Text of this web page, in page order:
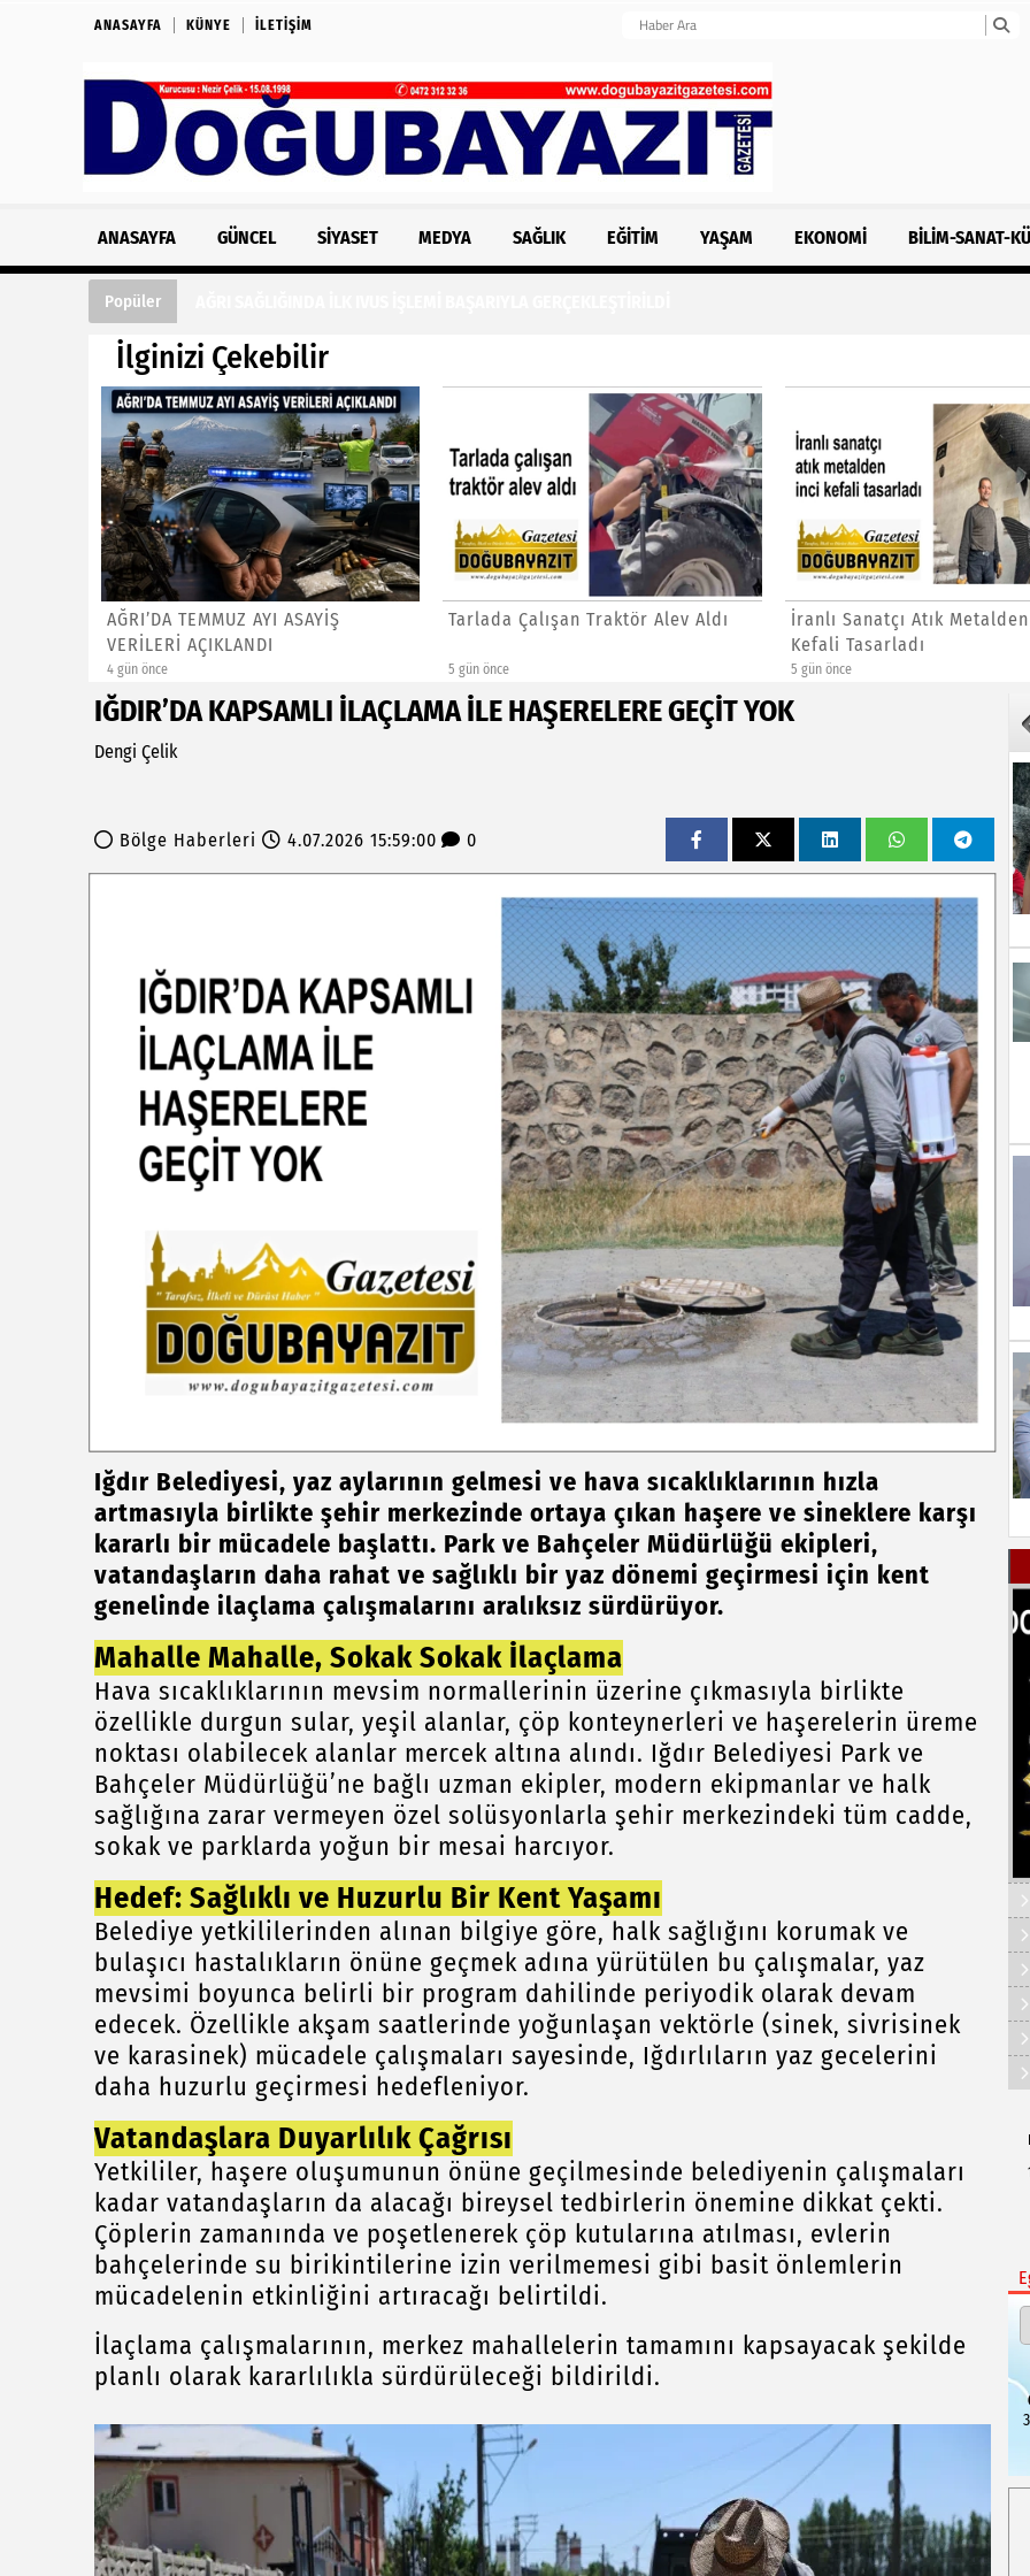
ANASAYFA KÜNYE İLETIŞIM
ANASAYFA GÜNCEL SIYASET MEDYA SAĞLIK EĞITIM YAŞAM EKONOMI BILIM-SANAT-
Popüler
İlginizi Çekebilir
AĞRI’DA TEMMUZ AYI ASAYİŞ
VERİLERİ AÇIKLANDI
4 gün önce
Tarlada Çalışan Traktör Alev Aldı
5 gün önce
İranlı Sanatçı Atık
Kefali Tasarladı
5 gün önce
IĞDIR’DA KAPSAMLI İLAÇLAMA İLE HAŞERELERE GEÇİT YOK
Dengi Çelik
Bölge Haberleri 4.07.2026 15:59:00 0
Iğdır Belediyesi, yaz aylarının gelmesi ve hava sıcaklıklarının hızla
artmasıyla birlikte şehir merkezinde ortaya çıkan haşere ve sineklere karşı
kararlı bir mücadele başlattı. Park ve Bahçeler Müdürlüğü ekipleri,
vatandaşların daha rahat ve sağlıklı bir yaz dönemi geçirmesi için kent
genelinde ilaçlama çalışmalarını aralıksız sürdürüyor.
Mahalle Mahalle, Sokak Sokak İlaçlama
Hava sıcaklıklarının mevsim normallerinin üzerine çıkmasıyla birlikte
özellikle durgun sular, yeşil alanlar, çöp konteynerleri ve haşerelerin üreme
noktası olabilecek alanlar mercek altına alındı. Iğdır Belediyesi Park ve
Bahçeler Müdürlüğü’ne bağlı uzman ekipler, modern ekipmanlar ve halk
sağlığına zarar vermeyen özel solüsyonlarla şehir merkezindeki tüm cadde,
sokak ve parklarda yoğun bir mesai harcıyor.
Hedef: Sağlıklı ve Huzurlu Bir Kent Yaşamı
Belediye yetkililerinden alınan bilgiye göre, halk sağlığını korumak ve
bulaşıcı hastalıkların önüne geçmek adına yürütülen bu çalışmalar, yaz
mevsimi boyunca belirli bir program dahilinde periyodik olarak devam
edecek. Özellikle akşam saatlerinde yoğunlaşan vektörle (sinek, sivrisinek
ve karasinek) mücadele çalışmaları sayesinde, Iğdırlıların yaz gecelerini
daha huzurlu geçirmesi hedefleniyor.
Vatandaşlara Duyarlılık Çağrısı
Yetkililer, haşere oluşumunun önüne geçilmesinde belediyenin çalışmaları
kadar vatandaşların da alacağı bireysel tedbirlerin önemine dikkat çekti.
Çöplerin zamanında ve poşetlenerek çöp kutularına atılması, evlerin
bahçelerinde su birikintilerine izin verilmemesi gibi basit önlemlerin
mücadelenin etkinliğini artıracağı belirtildi.
İlaçlama çalışmalarının, merkez mahallelerin tamamını kapsayacak şekilde
planlı olarak kararlılıkla sürdürüleceği bildirildi.